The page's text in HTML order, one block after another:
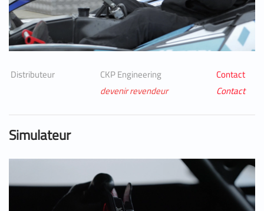
Distributeur CKP Engineering
Contact
devenir revendeur
Contact
Simulateur